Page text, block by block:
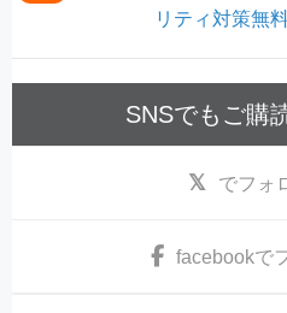
リティ対策無
SNSでもご購
でフォ
facebookで